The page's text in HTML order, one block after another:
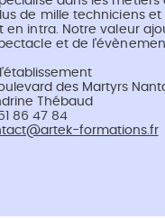
de mille techniciens
en intra. Notre valeur
et de
boulevard des Martyrs
Thébaud
86 47 84
formations.fr